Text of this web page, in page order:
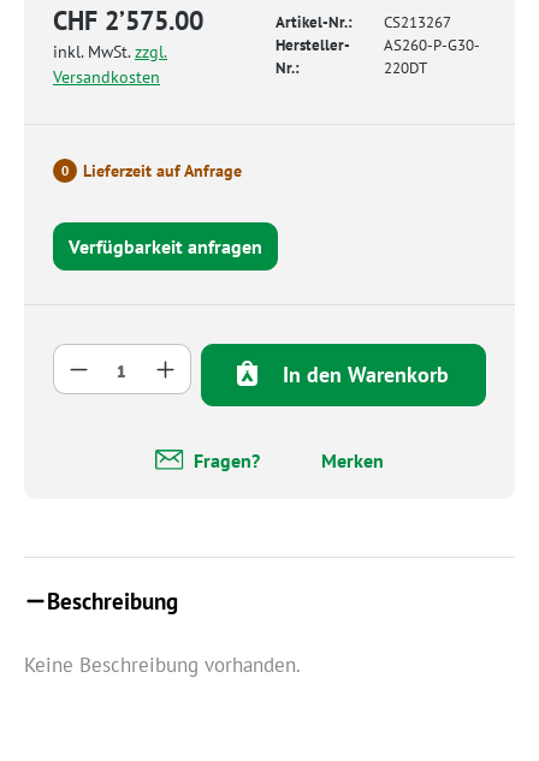
CHF 2’575.00
inkl. MwSt.zzgl.
Versandkosten
Artikel-Nr.:
CS213267
Hersteller-
Nr.:
AS260-P-G30-
220DT
0 Lieferzeit auf Anfrage
Verfügbarkeit anfragen
Produkt Anzahl: Gib den gewünschten
In den Warenkorb
Fragen? Merken
Beschreibung
Keine Beschreibung vorhanden.